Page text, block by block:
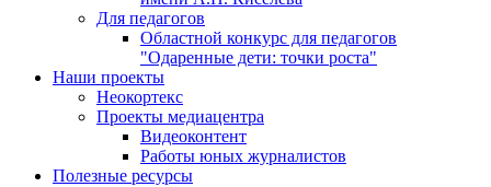
Для педагогов
Областной конкурс для педагогов
"Одаренные дети: точки роста"
Наши проекты
Неокортекс
Проекты медиацентра
Видеоконтент
Работы юных журналистов
Полезные ресурсы